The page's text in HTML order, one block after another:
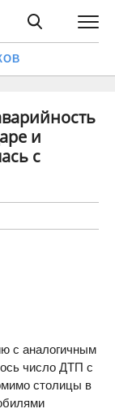
и
с
с аналогичным
число ДТП с
столицы в